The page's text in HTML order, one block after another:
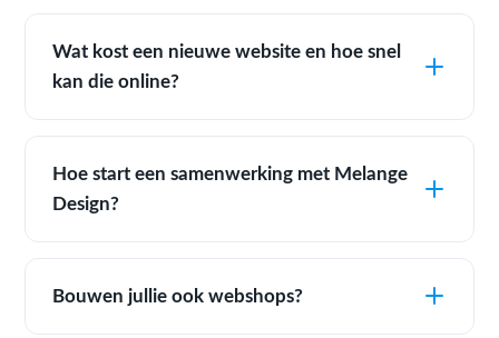
Wat kost een nieuwe website en hoe snel
kan die online?
Hoe start een samenwerking met Melange
Design?
Bouwen jullie ook webshops?